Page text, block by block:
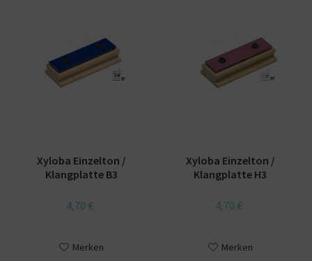
Xyloba Einzelton /
Klangplatte B3
4,70 €
Merken
Xyloba Einzelton /
Klangplatte H3
4,70 €
Merken